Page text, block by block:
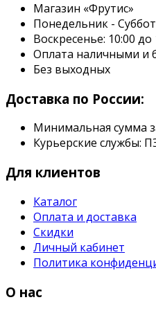
Магазин «Фрутис»
Понедельник -
Воскресенье: 10:00 до
Оплата наличными и
Без выходных
Доставка по России:
Минимальная сумма
Курьерские службы:
Для клиентов
Каталог
Оплата и доставка
Скидки
Личный кабинет
Политика
О нас